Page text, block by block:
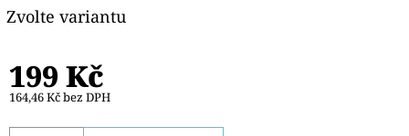
Zvolte variantu
199 Kč
164,46 Kč bez DPH